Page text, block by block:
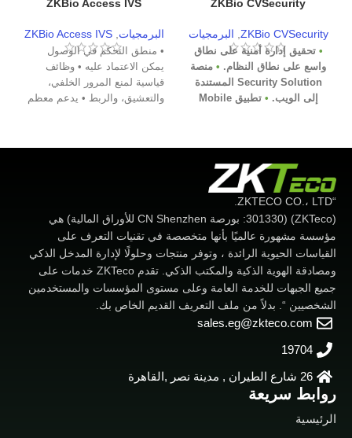
ZKBio CVSecurity
ZKBio CVSecurity البرمجيات
•تحقيق إدارة أمنية على نطاق
واسع على نطاق النظام. • منصة
Security Solution المستندة
إلى الويب. •
تطبيق Mobile
الأمان القائم على الويب "All-in-
One" النهائي الذي طورته .
ZKBio Access IVS
البرمجيات ,
ZKBio Access IVS
• منطق التحكم في الوصول
يمكن الاعتماد عليه • وظائف
قياسية لمنع المرور الخلفي،
والتعشيق، والربط • يدعم معظم
• مراقبة حالة الباب في الوقت
روابط سريعة
الرئيسية
“ZKTECO CO.، LTD.
(ZKTeco) (301330: بورصة CN Shenzhen للأوراق المالية) هي
مؤسسة مشهورة عالميًا بأنها متخصصة في تقنيات التعرف على
القياسات الحيوية الرائدة ، وتوفر منتجات وحلولًا لإدارة المدخل الذكي
ومصادقة الهوية الذكية والمكتب الذكي. تقدم ZKTeco خدمات على
جميع الجبهات للخدمة العامة وعلى مستوى المؤسسات والمستخدمين
الشخصيين “. بدلاً من ملف التعريف القديم الخاص بك.
sales.eg@zkteco.com
19704
26 شارع الطيران , مدينة نصر ,القاهرة